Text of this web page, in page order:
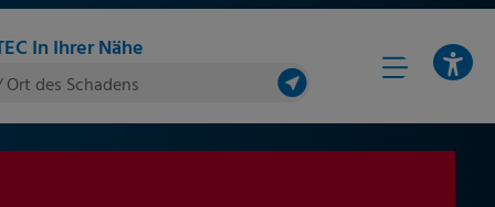
In Ihrer Nähe
Ort des Schadens